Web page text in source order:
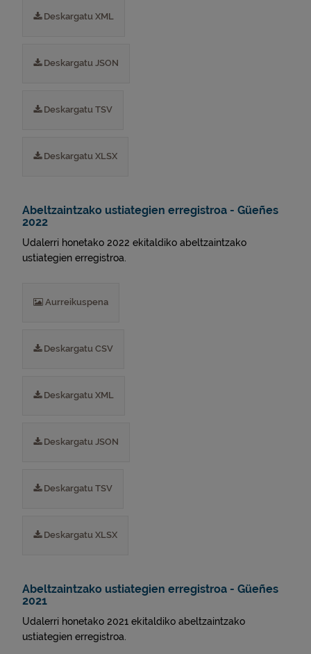
Deskargatu XML
Deskargatu JSON
Deskargatu TSV
Deskargatu XLSX
Abeltzaintzako ustiategien erregistroa - Güeñes
2022
Udalerri honetako 2022 ekitaldiko abeltzaintzako
ustiategien erregistroa.
Aurreikuspena
Deskargatu CSV
Deskargatu XML
Deskargatu JSON
Deskargatu TSV
Deskargatu XLSX
Abeltzaintzako ustiategien erregistroa - Güeñes
2021
Udalerri honetako 2021 ekitaldiko abeltzaintzako
ustiategien erregistroa.